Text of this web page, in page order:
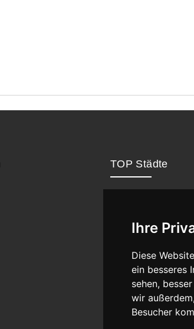
Ihre
Diese
ein besseres
sehen,
wir
Besucher
TOP Städte
Paris
New York
Berlin
Rom
Wien
München
Dubai